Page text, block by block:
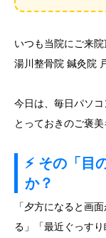
いつも当院にご来
湯川整骨院 鍼灸院
今日は、毎日パソ
とっておきのご褒
⚡️ その「目
か？
「夕方になると画
る」「最近ぐっすり